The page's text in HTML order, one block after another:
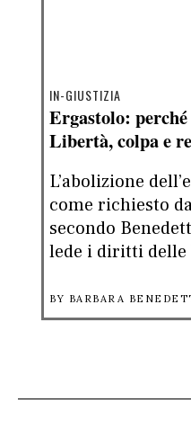
IN-GIUSTIZIA
Ergastolo:
Libertà, colpa e
L’abolizione
come richiesto
secondo
lede i diritti delle
BY BARBARA